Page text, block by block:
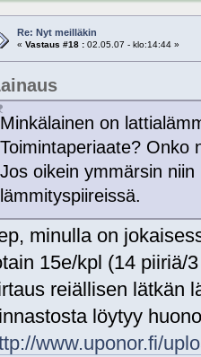
Re: Nyt meilläkin
« Vastaus #18 :02.05.07 - klo:14:44 »
Minkälainen on
Toimintaperiaate?
Jos oikein ymmärsin
lämmityspiireissä.
minulla on
15e/kpl (14 piiriä/
reiällisen lätkän
löytyy
www.uponor.fi/